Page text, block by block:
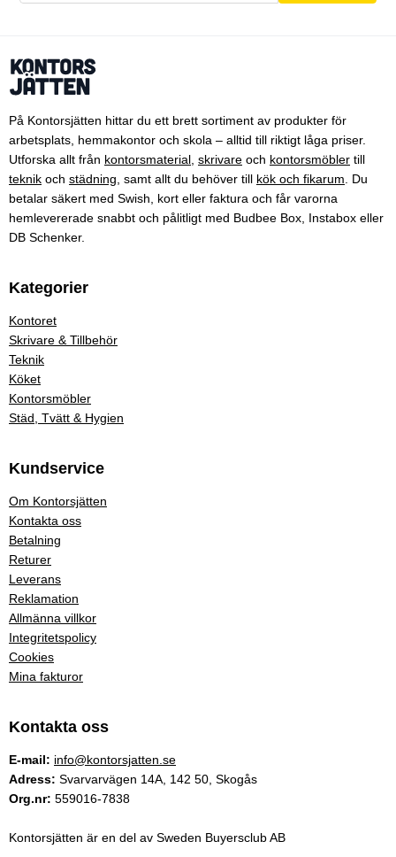
På Kontorsjätten hittar du ett brett sortiment av produkter för
arbetsplats, hemmakontor och skola – alltid till riktigt låga priser.
Utforska allt från kontorsmaterial skrivare och kontorsmöbler till
teknik och städning , samt allt du behöver till kök och fikarum . Du
betalar säkert med Swish, kort eller faktura och får varorna
hemlevererade snabbt och pålitligt med Budbee Box, Instabox eller
DB Schenker.
Kategorier
Kontoret
Skrivare & Tillbehör
Teknik
Köket
Kontorsmöbler
Städ, Tvätt & Hygien
Kundservice
Om Kontorsjätten
Kontakta oss
Betalning
Returer
Leverans
Reklamation
Allmänna villkor
Integritetspolicy
Cookies
Mina fakturor
Kontakta oss
E-mail: info@kontorsjatten.se
Adress: Svarvarvägen 14A, 142 50, Skogås
Org.nr: 559016-7838
Kontorsjätten är en del av Sweden Buyersclub AB